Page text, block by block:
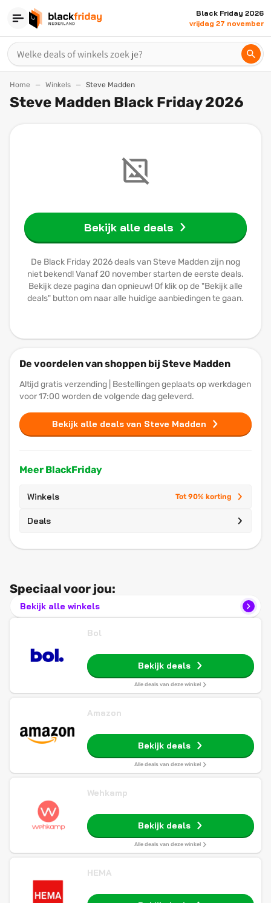
Black Friday 2026
vrijdag 27 november
Home Winkels Steve Madden
Steve Madden Black Friday 2026
Bekijk alle deals
De Black Friday 2026 deals van Steve Madden zijn nog
niet bekend! Vanaf 20 november starten de eerste deals.
Bekijk deze pagina dan opnieuw! Of klik op de "Bekijk alle
deals" button om naar alle huidige aanbiedingen te gaan.
De voordelen van shoppen bij Steve Madden
Altijd gratis verzending | Bestellingen geplaats op werkdagen
voor 17:00 worden de volgende dag geleverd.
Bekijk alle deals van Steve Madden
Meer BlackFriday
Winkels Tot 90% korting
Deals
Speciaal voor jou:
Bekijk alle winkels
Bol
Bekijk deals
Alle deals van deze winkel
Amazon
Bekijk deals
Alle deals van deze winkel
Wehkamp
Bekijk deals
Alle deals van deze winkel
HEMA